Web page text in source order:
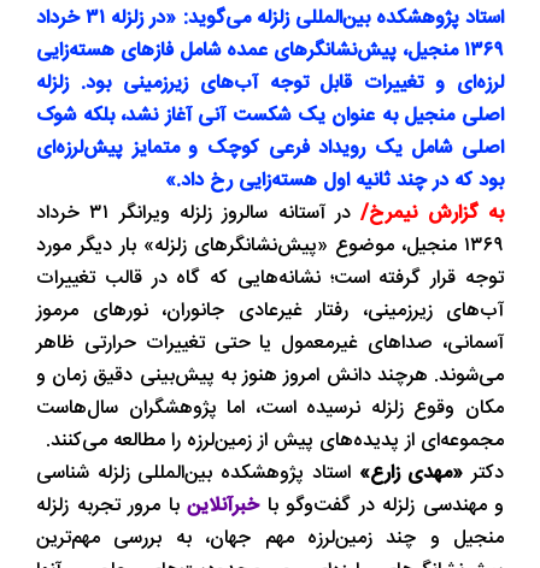
استاد پژوهشکده بین‌المللی زلزله می‌گوید: «در زلزله ۳۱ خرداد
۱۳۶۹ منجیل، پیش‌نشانگرهای عمده شامل فازهای هسته‌زایی
لرزه‌ای و تغییرات قابل توجه آب‌های زیرزمینی بود. زلزله
اصلی منجیل به عنوان یک شکست آنی آغاز نشد، بلکه شوک
اصلی شامل یک رویداد فرعی کوچک و متمایز پیش‌لرزه‌ای
بود که در چند ثانیه اول هسته‌زایی رخ داد.»
به گزارش نیمرخ/
در آستانه سالروز زلزله ویرانگر ۳۱ خرداد
۱۳۶۹ منجیل، موضوع «پیش‌نشانگرهای زلزله» بار دیگر مورد
توجه قرار گرفته است؛ نشانه‌هایی که گاه در قالب تغییرات
آب‌های زیرزمینی، رفتار غیرعادی جانوران، نورهای مرموز
آسمانی، صداهای غیرمعمول یا حتی تغییرات حرارتی ظاهر
می‌شوند. هرچند دانش امروز هنوز به پیش‌بینی دقیق زمان و
مکان وقوع زلزله نرسیده است، اما پژوهشگران سال‌هاست
مجموعه‌ای از پدیده‌های پیش از زمین‌لرزه را مطالعه می‌کنند.
دکتر«مهدی زارع»استاد پژوهشکده بین‌المللی زلزله‌ شناسی
و مهندسی زلزله در گفت‌وگو باخبرآنلاینبا مرور تجربه زلزله
منجیل و چند زمین‌لرزه مهم جهان، به بررسی مهم‌ترین